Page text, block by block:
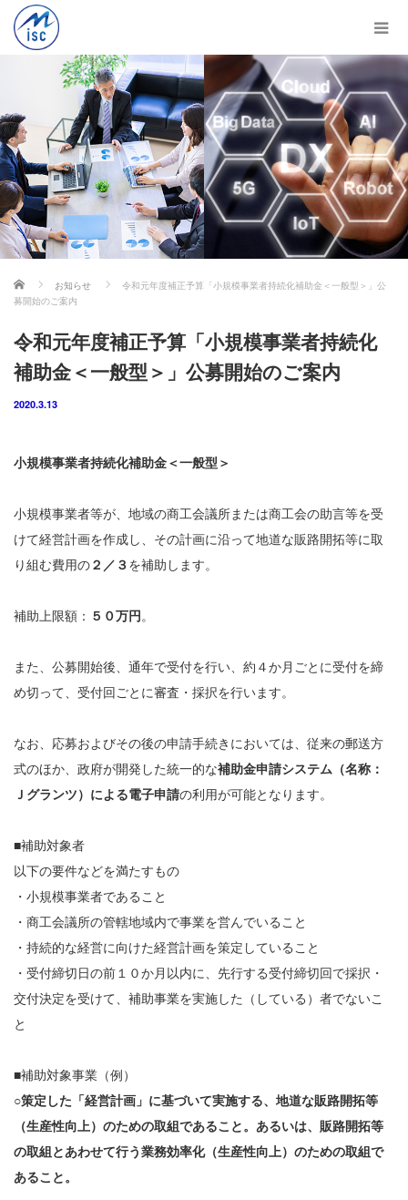
ホーム お知らせ
令和元年度補正予算「小規模事業者持続化補助金＜一般型＞」公
募開始のご案内
令和元年度補正予算「小規模事業者持続化
補助金＜一般型＞」公募開始のご案内
2020.3.13
小規模事業者持続化補助金＜一般型＞
小規模事業者等が、地域の商工会議所または商工会の助言等を受
けて経営計画を作成し、その計画に沿って地道な販路開拓等に取
り組む費用の２／３を補助します。
補助上限額： ５０万円。
また、公募開始後、通年で受付を行い、約４か月ごとに受付を締
め切って、受付回ごとに審査・採択を行います。
なお、応募およびその後の申請手続きにおいては、従来の郵送方
式のほか、政府が開発した統一的な補助金申請システム（名称：
Ｊグランツ）による電子申請の利用が可能となります。
■補助対象者
以下の要件などを満たすもの
・小規模事業者であること
・商工会議所の管轄地域内で事業を営んでいること
・持続的な経営に向けた経営計画を策定していること
・受付締切日の前１０か月以内に、先行する受付締切回で採択・
交付決定を受けて、補助事業を実施した（している）者でないこ
と
■補助対象事業（例）
○策定した「経営計画」に基づいて実施する、地道な販路開拓等
（生産性向上）のための取組であること。あるいは、販路開拓等
の取組とあわせて行う業務効率化（生産性向上）のための取組で
あること。